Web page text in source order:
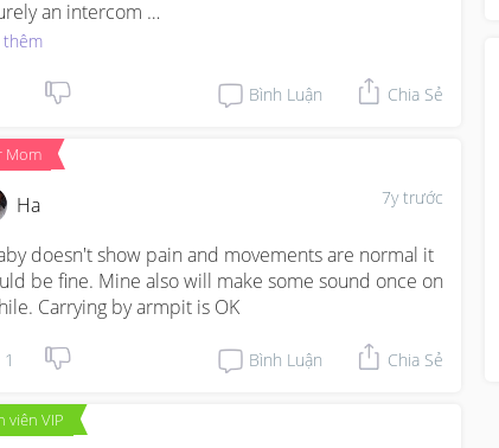
www.intrasonictechnology.com/
Bình Luận Chia Sẻ
Mom
7y trước
Ha
doesn't show pain and movements are normal it
be fine. Mine also will make some sound once on
Carrying by armpit is OK
1 Bình Luận Chia Sẻ
viên VIP